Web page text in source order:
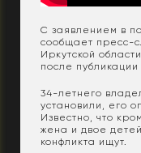
С заявлением в
сообщает пресс-
Иркутской
после
34-летнего
установили, его
Известно, что
жена и двое
конфликта ищут.